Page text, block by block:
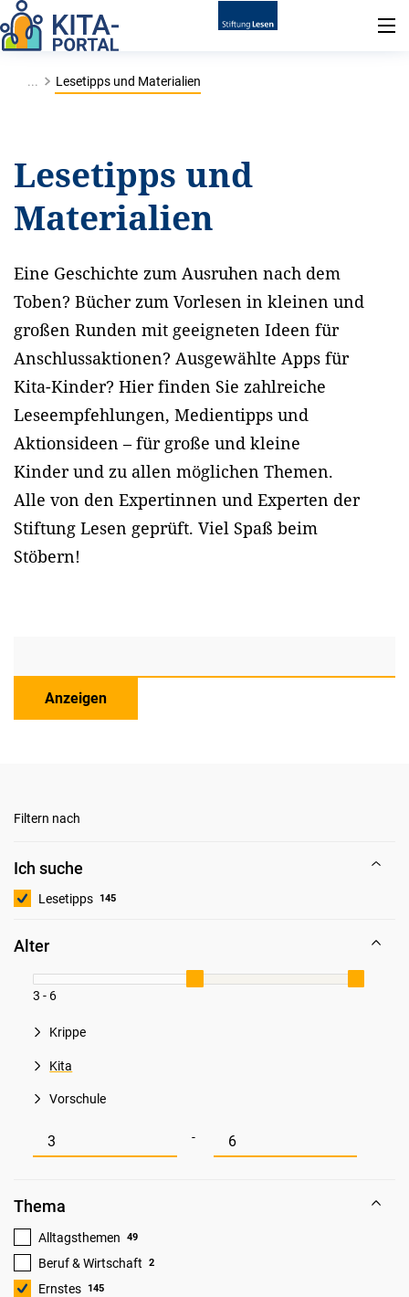
... Lesetipps und Materialien
Lesetipps und
Materialien
Eine Geschichte zum Ausruhen nach dem
Toben? Bücher zum Vorlesen in kleinen und
großen Runden mit geeigneten Ideen für
Anschlussaktionen? Ausgewählte Apps für
Kita-Kinder? Hier finden Sie zahlreiche
Leseempfehlungen, Medientipps und
Aktionsideen – für große und kleine
Kinder und zu allen möglichen Themen.
Alle von den Expertinnen und Experten der
Stiftung Lesen geprüft. Viel Spaß beim
Stöbern!
Anzeigen
Filtern nach
Ich suche
Lesetipps 145
Alter
3 - 6
Krippe
Kita
Vorschule
Mindestwert für Alter -
Maximalwert für Alter
Thema
Alltagsthemen 49
Beruf & Wirtschaft 2
Ernstes 145